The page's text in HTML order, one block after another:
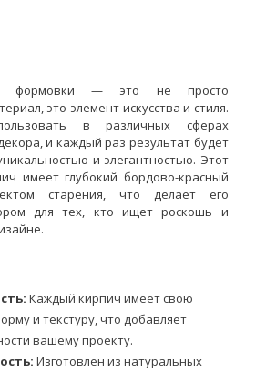
формовки — это не просто
это элемент искусства и стиля.
в различных сферах
и каждый раз результат будет
и элегантностью. Этот
имеет глубокий бордово-красный
старения, что делает его
для тех, кто ищет роскошь и
Каждый кирпич имеет свою
и текстуру, что добавляет
вашему проекту.
Изготовлен из натуральных